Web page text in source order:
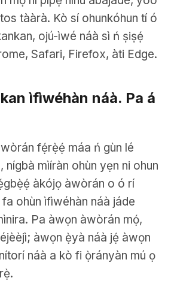
tààrà. Kò sí ohunkóhun tí ó
ojú-ìwé náà sì ń ṣiṣẹ́
Safari, Firefox, àti Edge.
ìfìwéhàn náà. Pa á
fẹ́rẹ̀ẹ́ máa ń gùn lé
nígbà mìíràn ohùn yẹn ni ohun
àkójọ àwòrán o ó rí
ohùn ìfìwéhàn náà jáde
Pa àwọn àwòrán mọ́,
àwọn ẹ̀yà náà jẹ́ àwọn
náà a kò fi ọ̀rányàn mú ọ